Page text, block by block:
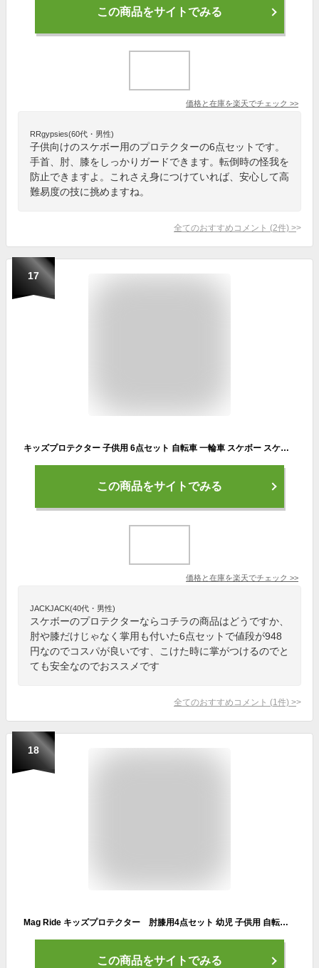
この商品をサイトでみる
価格と在庫を楽天でチェック >>
RRgypsies(60代・男性)
子供向けのスケボー用のプロテクターの6点セットです。
手首、肘、膝をしっかりガードできます。転倒時の怪我を
防止できますよ。これさえ身につけていれば、安心して高
難易度の技に挑めますね。
全てのおすすめコメント (2件) >
17
キッズプロテクター 子供用 6点セット 自転車 一輪車 スケボー スケート に 手首 肘 膝保護 子供 練習 パッド
この商品をサイトでみる
価格と在庫を楽天でチェック >>
JACKJACK(40代・男性)
スケボーのプロテクターならコチラの商品はどうですか、
肘や膝だけじゃなく掌用も付いた6点セットで値段が948
円なのでコスパが良いです、こけた時に掌がつけるのでと
ても安全なのでおススメです
全てのおすすめコメント (1 件) >
18
Mag Ride キッズプロテクター 肘膝用4点セット 幼児 子供用 自転車 スケボー キッズ 幼児用ヘルメット キッズ用ヘルメット 子供用ヘルメット
この商品をサイトでみる